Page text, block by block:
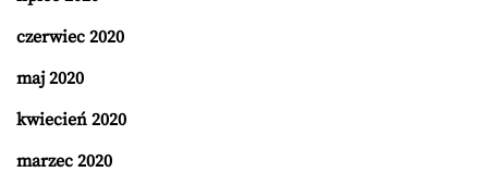
czerwiec 2020
maj 2020
kwiecień 2020
marzec 2020